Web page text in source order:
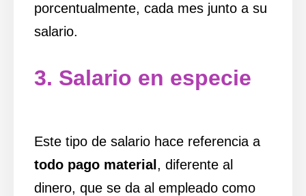
porcentualmente, cada mes junto a su
salario.
3. Salario en especie
Este tipo de salario hace referencia a
todo pago material, diferente al
dinero, que se da al empleado como